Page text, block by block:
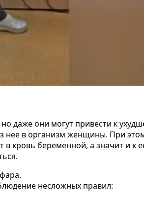
даже они могут привести к
нее в организм женщины. При
кровь беременной, а значит и к
несложных правил: